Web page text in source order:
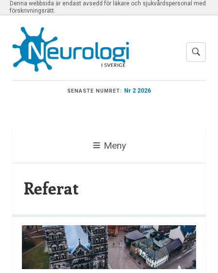
Denna webbsida är endast avsedd för läkare och sjukvårdspersonal med
förskrivningsrätt.
SENASTE NUMRET: Nr 2 2026
Meny
Referat